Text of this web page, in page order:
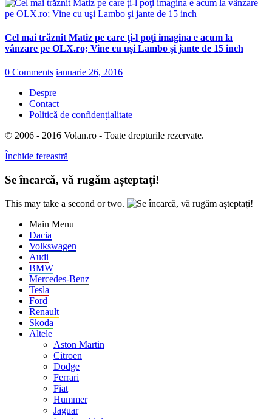
Cel mai trăznit Matiz pe care ţi-l poţi imagina e acum la
vânzare pe OLX.ro; Vine cu uşi Lambo şi jante de 15 inch
0 Comments ianuarie 26, 2016
Despre
Contact
Politică de confidențialitate
© 2006 - 2016 Volan.ro - Toate drepturile rezervate.
Închide fereastră
Se încarcă, vă rugăm așteptați!
This may take a second or two.
Main Menu
Dacia
Volkswagen
Audi
BMW
Mercedes-Benz
Tesla
Ford
Renault
Skoda
Altele
Aston Martin
Citroen
Dodge
Ferrari
Fiat
Hummer
Jaguar